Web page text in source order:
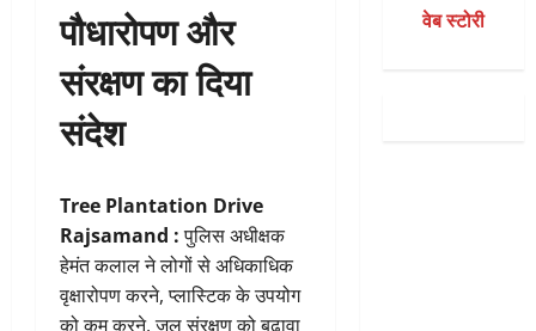
पौधारोपण और
संरक्षण का दिया
संदेश
Tree Plantation Drive
Rajsamand :पुलिस अधीक्षक
हेमंत कलाल ने लोगों से अधिकाधिक
वृक्षारोपण करने, प्लास्टिक के उपयोग
को कम करने, जल संरक्षण को बढ़ावा
वेब स्टोरी